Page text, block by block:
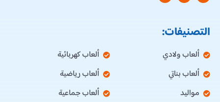
التصنيفات:
ألعاب ولادي
ألعاب بناتي
مواليد
ألعاب كهربائية
ألعاب رياضية
ألعاب جماعية